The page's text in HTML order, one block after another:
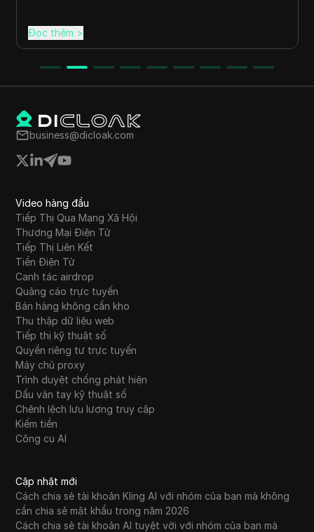
Đọc thêm >
business@dicloak.com
Video hàng đầu
Tiếp Thị Qua Mạng Xã Hội
Thương Mại Điện Tử
Tiếp Thị Liên Kết
Tiền Điện Tử
Canh tác airdrop
Quảng cáo trực tuyến
Bán hàng không cần kho
Thu thập dữ liệu web
Tiếp thị kỹ thuật số
Quyền riêng tư trực tuyến
Máy chủ proxy
Trình duyệt chống phát hiện
Dấu vân tay kỹ thuật số
Chênh lệch lưu lượng truy cập
Kiếm tiền
Công cụ AI
Cập nhật mới
Cách chia sẻ tài khoản Kling AI với nhóm của bạn mà không
cần chia sẻ mật khẩu trong năm 2026
Cách chia sẻ tài khoản AI tuyệt vời với nhóm của bạn mà